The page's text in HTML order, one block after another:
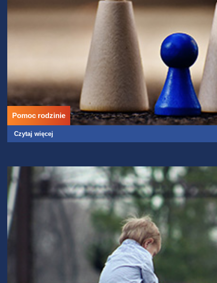
Pomoc rodzinie
Czytaj więcej